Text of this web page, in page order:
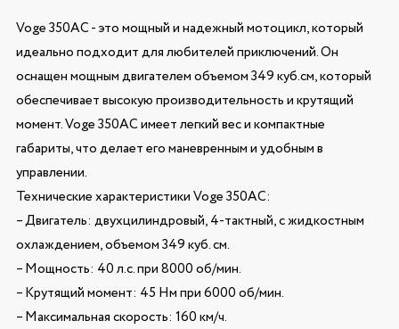
Voge 350AC - это мощный и надежный мотоцикл, который
идеально подходит для любителей приключений. Он
оснащен мощным двигателем объемом 349 куб.см, который
обеспечивает высокую производительность и крутящий
момент. Voge 350AC имеет легкий вес и компактные
габариты, что делает его маневренным и удобным в
управлении.
Технические характеристики Voge 350AC:
– Двигатель: двухцилиндровый, 4-тактный, с жидкостным
охлаждением, объемом 349 куб. см.
– Мощность: 40 л.с. при 8000 об/мин.
– Крутящий момент: 45 Нм при 6000 об/мин.
– Максимальная скорость: 160 км/ч.